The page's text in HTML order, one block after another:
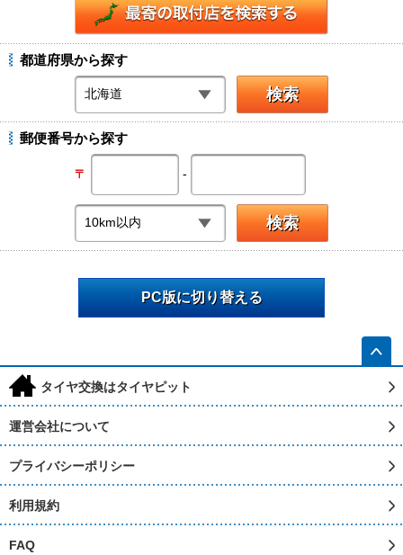
都道府県から探す
郵便番号から探す
〒 -
PC版に切り替える
h タイヤ交換はタイヤピット
運営会社について
プライバシーポリシー
利用規約
FAQ